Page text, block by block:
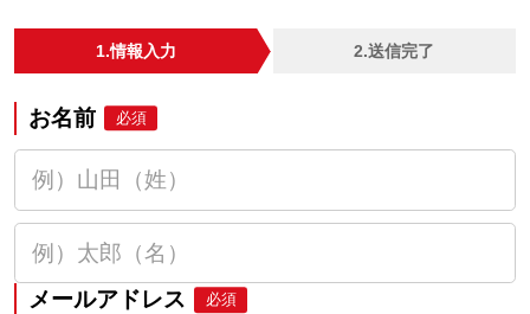
1.情報入力 2.送信完了
お名前 必須
メールアドレス 必須